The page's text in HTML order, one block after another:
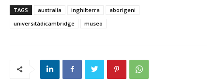
TAGS australia inghilterra
aborigeni
universitàdicambridge
museo